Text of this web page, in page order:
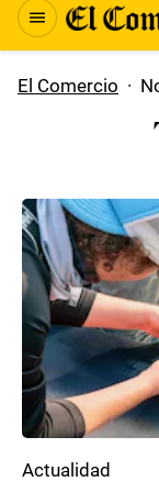
El Comercio ·
Actualidad